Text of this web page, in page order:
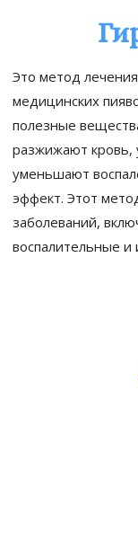
Это метод
медицинских
полезные
разжижают
уменьшают
эффект. Этот
заболеваний,
воспалительные и